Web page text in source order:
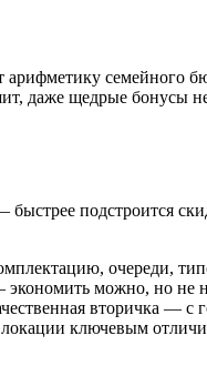
семейного
даже щедрые бонусы
подстроится
очереди,
можно, но
вторичка
ключевым